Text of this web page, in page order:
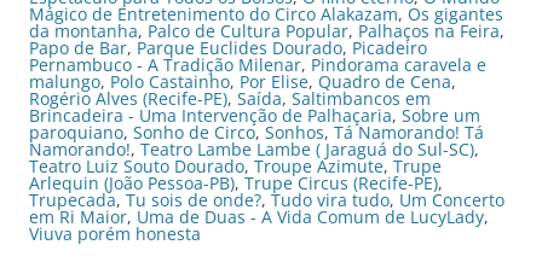
Mágico de Entretenimento do Circo Alakazam, Os gigantes
da montanha, Palco de Cultura Popular, Palhaços na Feira,
Papo de Bar, Parque Euclides Dourado, Picadeiro
Pernambuco - A Tradição Milenar, Pindorama caravela e
malungo, Polo Castainho, Por Elise, Quadro de Cena,
Rogério Alves (Recife-PE), Saída, Saltimbancos em
Brincadeira - Uma Intervenção de Palhaçaria, Sobre um
paroquiano, Sonho de Circo, Sonhos, Tá Namorando! Tá
Namorando!, Teatro Lambe Lambe ( Jaraguá do Sul-SC),
Teatro Luiz Souto Dourado, Troupe Azimute, Trupe
Arlequin (João Pessoa-PB), Trupe Circus (Recife-PE),
Trupecada, Tu sois de onde?, Tudo vira tudo, Um Concerto
em Ri Maior, Uma de Duas - A Vida Comum de LucyLady,
Viuva porém honesta